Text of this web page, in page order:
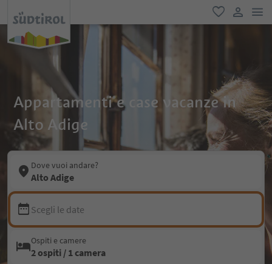
favoriti
user link
Appartamenti e case vacanze in
Alto Adige
Dove vuoi andare?
Alto Adige
Scegli le date
Ospiti e camere
2 ospiti / 1 camera